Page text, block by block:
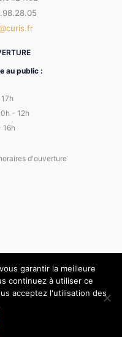
au public :
- 12h
16h
d'ouverture
au Mont d'Or
garantir la meilleure
continuez à utiliser ce
acceptez l'utilisation des